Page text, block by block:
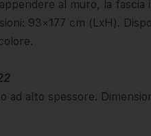
al muro, la
93×177 cm (LxH).
ad alto spessore.